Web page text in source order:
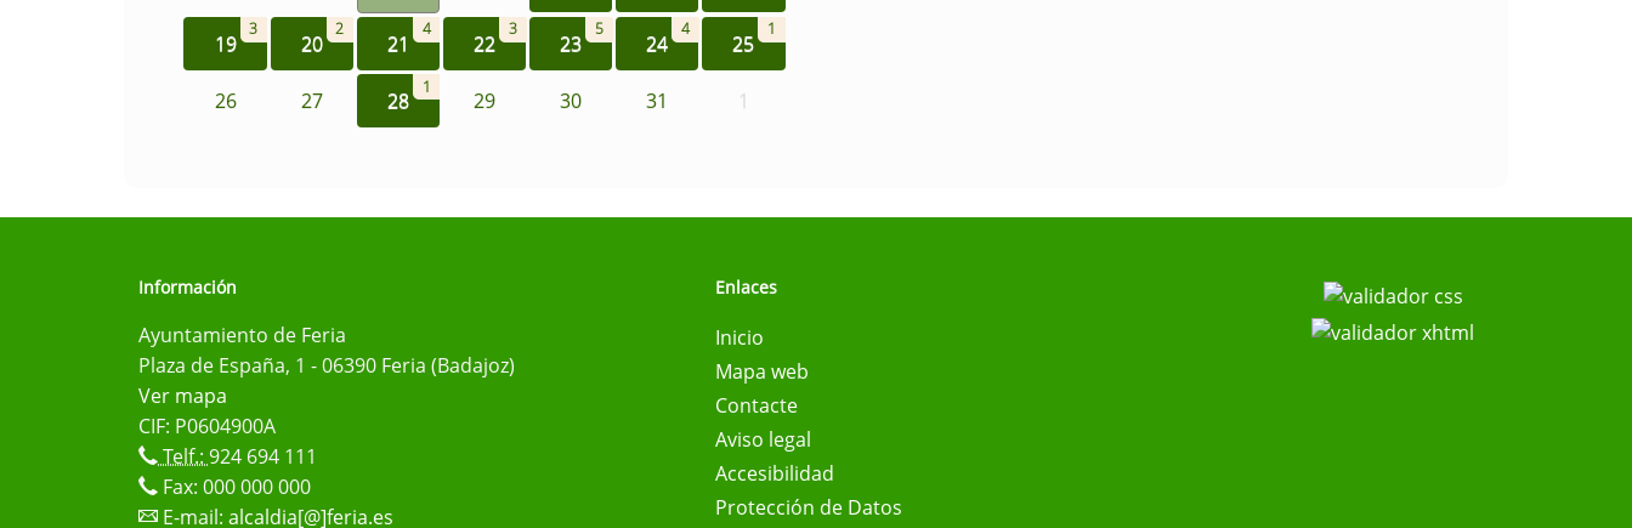
19
3
20
2
21
4
22
3
23
5
24
4
25
1
26 27 28
1
29 30 31 1
Información
Ayuntamiento de Feria
Plaza de España, 1 - 06390 Feria (Badajoz)
Ver mapa
CIF: P0604900A
Telf.: 924 694 111
Fax: 000 000 000
E-mail: alcaldia[@]feria.es
Enlaces
Inicio
Mapa web
Contacte
Aviso legal
Accesibilidad
Protección de Datos